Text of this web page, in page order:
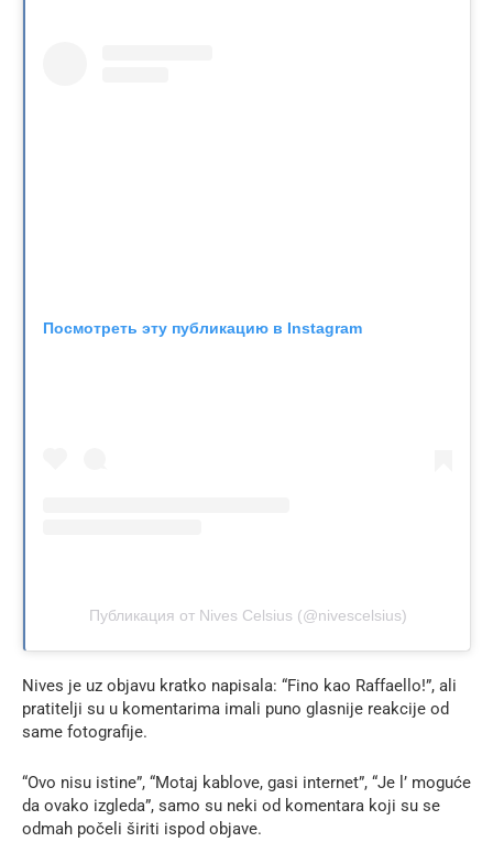
Посмотреть эту публикацию в Instagram
Публикация от Nives Celsius (@nivescelsius)
Nives je uz objavu kratko napisala: “Fino kao Raffaello!”, ali
pratitelji su u komentarima imali puno glasnije reakcije od
same fotografije.
“Ovo nisu istine”, “Motaj kablove, gasi internet”, “Je l’ moguće
da ovako izgleda”, samo su neki od komentara koji su se
odmah počeli širiti ispod objave.